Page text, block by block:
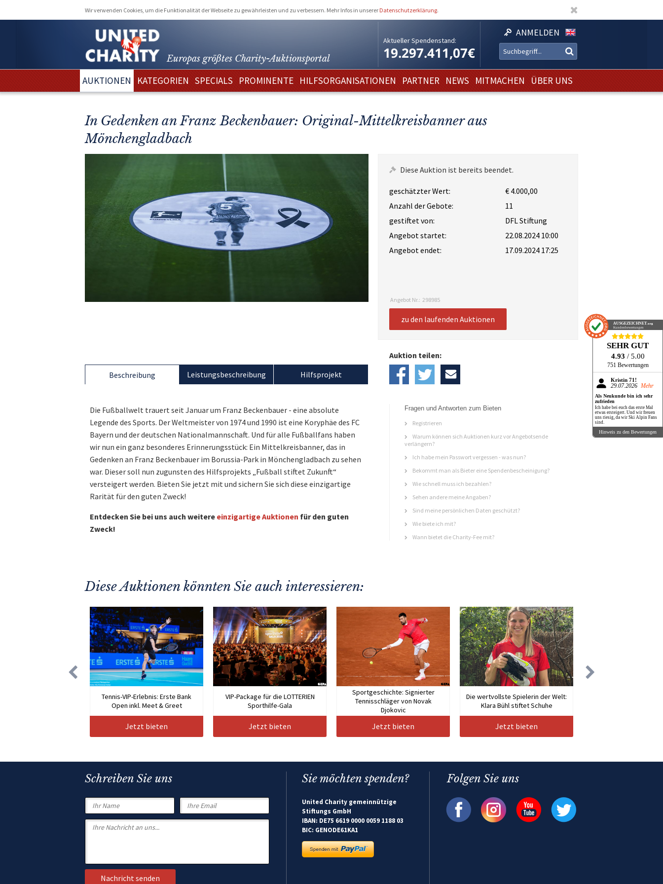
Wir verwenden Cookies, um die Funktionalität der Webseite zu gewährleisten und zu verbessern. Mehr Infos in unserer Datenschutzerklärung.
Europas größtes Charity-Auktionsportal
Aktueller Spendenstand:
19.297.411,07€
ANMELDEN
AUKTIONEN KATEGORIEN SPECIALS PROMINENTE HILFSORGANISATIONEN PARTNER NEWS MITMACHEN ÜBER UNS
In Gedenken an Franz Beckenbauer: Original-Mittelkreisbanner aus
Mönchengladbach
Diese Auktion ist bereits beendet.
geschätzter Wert:
€ 4.000,00
Anzahl der Gebote:
11
gestiftet von:
DFL Stiftung
Angebot startet:
22.08.2024 10:00
Angebot endet:
17.09.2024 17:25
Angebot Nr.: 298985
zu den laufenden Auktionen
Beschreibung
Die Fußballwelt trauert seit Januar um Franz Beckenbauer - eine absolute
Legende des Sports. Der Weltmeister von 1974 und 1990 ist eine Koryphäe des FC
Bayern und der deutschen Nationalmannschaft. Und für alle Fußballfans haben
wir nun ein ganz besonderes Erinnerungsstück: Ein Mittelkreisbanner, das in
Gedenken an Franz Beckenbauer im Borussia-Park in Mönchengladbach zu sehen
war. Dieser soll nun zugunsten des Hilfsprojekts „Fußball stiftet Zukunft“
versteigert werden. Bieten Sie jetzt mit und sichern Sie sich diese einzigartige
Rarität für den guten Zweck!
Entdecken Sie bei uns auch weitere einzigartige Auktionen für den guten
Zweck!
Leistungsbeschreibung Hilfsprojekt
Auktion teilen:
Fragen und Antworten zum Bieten
Registrieren
Warum können sich Auktionen kurz vor Angebotsende
verlängern?
Ich habe mein Passwort vergessen - was nun?
Bekommt man als Bieter eine Spendenbescheinigung?
Wie schnell muss ich bezahlen?
Sehen andere meine Angaben?
Sind meine persönlichen Daten geschützt?
Wie biete ich mit?
Wann bietet die Charity-Fee mit?
Diese Auktionen könnten Sie auch interessieren:
Tennis-VIP-Erlebnis: Erste Bank
Open inkl. Meet & Greet
Jetzt bieten
VIP-Package für die LOTTERIEN
Sporthilfe-Gala
Jetzt bieten
Sportgeschichte: Signierter
Tennisschläger von Novak
Djokovic
Jetzt bieten
Die wertvollste Spielerin der Welt:
Klara Bühl stiftet Schuhe
Jetzt bieten
Schreiben Sie uns Sie möchten spenden?
United Charity gemeinnützige
Stiftungs GmbH
IBAN: DE75 6619 0000 0059 1188 03
BIC: GENODE61KA1
Folgen Sie uns
AUSGEZEICHNET .org
Kundenbewertungen
SEHR GUT
4.93 / 5.00
751 Bewertungen
Kristin 71!
29.07.2026 Mehr
Als Neukunde bin ich sehr
zufrieden
Ich habe bei euch das erste Mal
etwas ersteigert. Und wir freuen
uns riesig, da wir Ski Alpin Fans
sind.
Hinweis zu den Bewertungen